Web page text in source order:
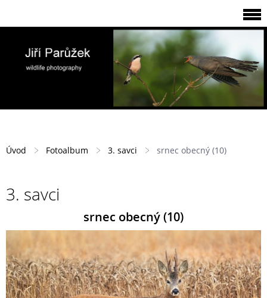
Úvod Fotoalbum 3. savci srnec obecný (10)
3. savci
srnec obecný (10)